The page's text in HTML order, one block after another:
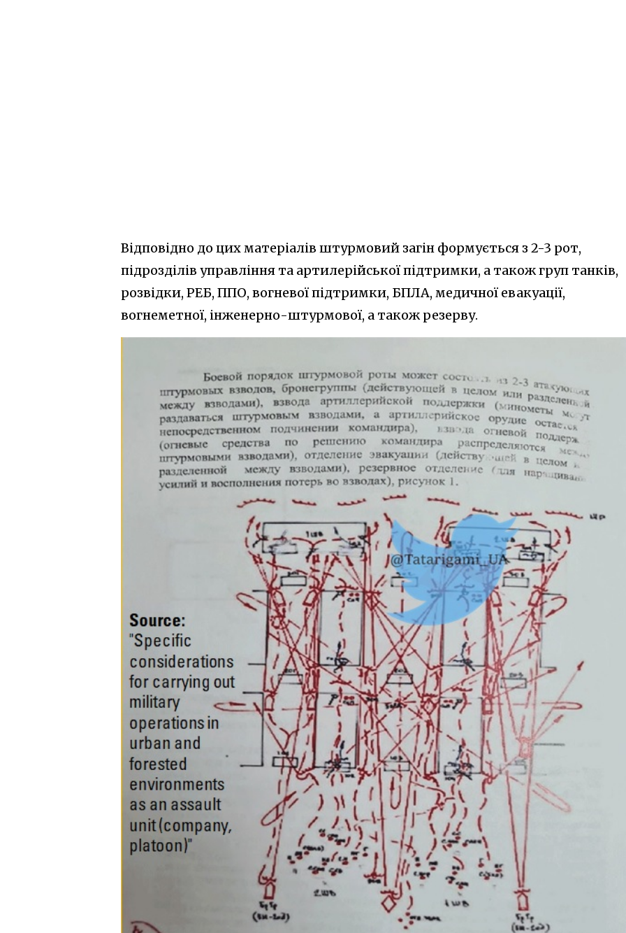
Відповідно до цих матеріалів штурмовий загін формується з 2-3 рот,
підрозділів управління та артилерійської підтримки, а також груп танків,
розвідки, РЕБ, ППО, вогневої підтримки, БПЛА, медичної евакуації,
вогнеметної, інженерно-штурмової, а також резерву.